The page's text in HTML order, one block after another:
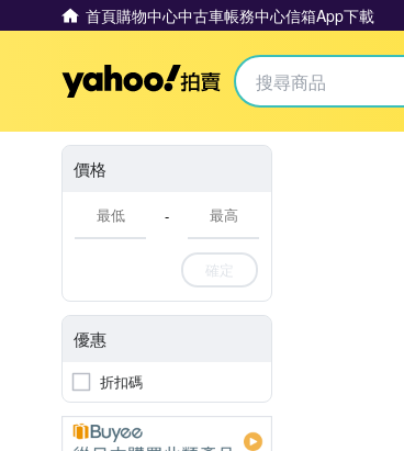
首頁購物中心中古車帳務中心信箱App下載
Yahoo拍賣
價格
-
確定
優惠
折扣碼